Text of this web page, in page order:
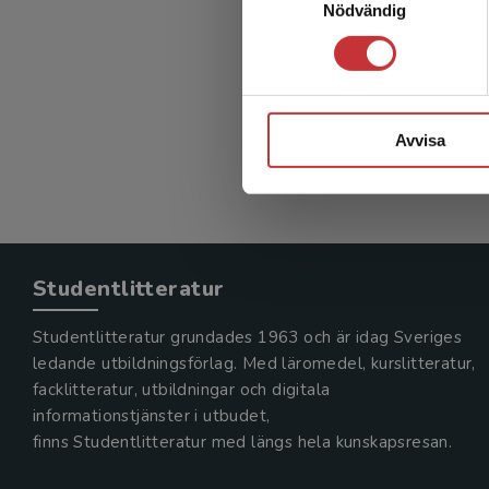
Nödvändig
Avvisa
Vård
242 kr
Exkl.
Studentlitteratur
Studentlitteratur grundades 1963 och är idag Sveriges
ledande utbildningsförlag. Med läromedel, kurslitteratur,
facklitteratur, utbildningar och digitala
informationstjänster i utbudet,
finns Studentlitteratur med längs hela kunskapsresan.